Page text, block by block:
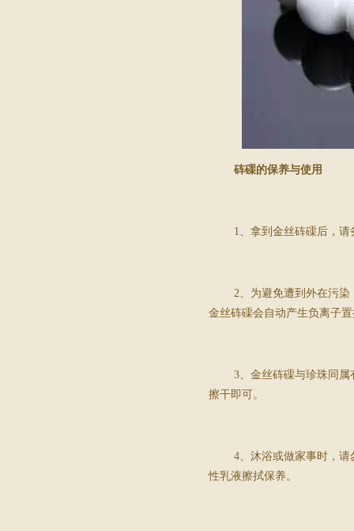
砗磲的保养与使用
1、拿到金丝砗磲后，
2、为避免遭到外在污
金丝砗磲会自动产生负离子
3、金丝砗磲与珍珠同
擦干即可。
4、沐浴或做家事时，
性乳液擦拭保养。